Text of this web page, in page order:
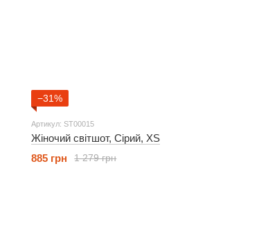
−31%
Артикул: ST00015
Жіночий світшот, Сірий, XS
1 279 грн
885 грн